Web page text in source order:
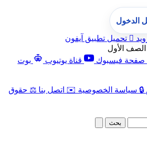
 تحميل تطبيق آيفون
الصف الأول
صفحة فيسبوك قناة يوتيوب
بوت
🔒 سياسة الخصوصية ✉️ اتصل بنا ⚖️ حقوق
الدخول
بحث